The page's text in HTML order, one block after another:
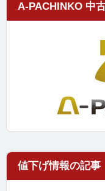
A-PACHINKO 中